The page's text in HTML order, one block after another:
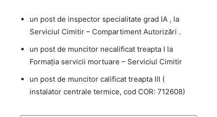
un post de inspector specialitate grad IA , la
Serviciul Cimitir – Compartiment Autorizări .
un post de muncitor necalificat treapta I la
Formaţia servicii mortuare – Serviciul Cimitir
un post de muncitor calificat treapta III (
instalator centrale termice, cod COR: 712608)